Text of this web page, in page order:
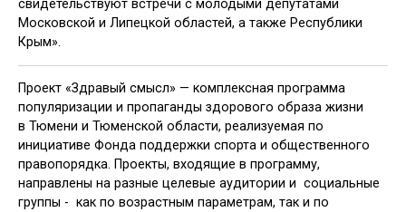
свидетельствуют встречи с молодыми депутатами
Московской и Липецкой областей, а также Республики
Крым».
Проект «Здравый смысл» — комплексная программа
популяризации и пропаганды здорового образа жизни
в Тюмени и Тюменской области, реализуемая по
инициативе Фонда поддержки спорта и общественного
правопорядка. Проекты, входящие в программу,
направлены на разные целевые аудитории и социальные
группы - как по возрастным параметрам, так и по